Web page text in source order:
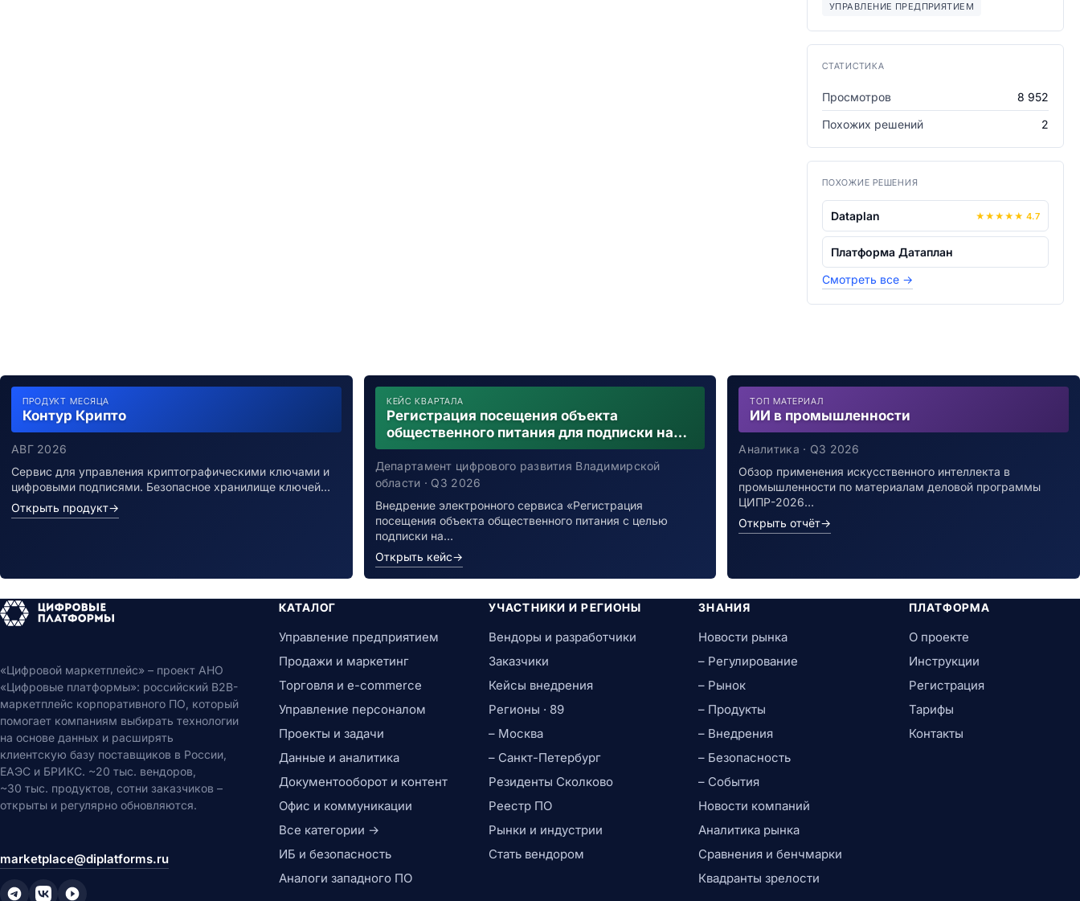
УПРАВЛЕНИЕ ПРЕДПРИЯТИЕМ
СТАТИСТИКА
Просмотров
8 952
Похожих решений
2
ПОХОЖИЕ РЕШЕНИЯ
Dataplan ★ ★ ★ ★ ★ 4.7
Платформа Датаплан
Смотреть все →
ПРОДУКТ МЕСЯЦА
Контур Крипто
АВГ 2026
Сервис для управления криптографическими ключами и
цифровыми подписями. Безопасное хранилище ключей…
Открыть продукт→
КЕЙС КВАРТАЛА
Регистрация посещения объекта
общественного питания для подписки на
уведомления о возможном контакте с
заболевшим новой коронавирусной
инфекцией
Департамент цифрового развития Владимирской
области · Q3 2026
Внедрение электронного сервиса «Регистрация
посещения объекта общественного питания с целью
подписки на…
Открыть кейс→
ТОП МАТЕРИАЛ
ИИ в промышленности
Аналитика · Q3 2026
Обзор применения искусственного интеллекта в
промышленности по материалам деловой программы
ЦИПР-2026…
Открыть отчёт→
«Цифровой маркетплейс» – проект АНО
«Цифровые платформы»: российский B2B-
маркетплейс корпоративного ПО, который
помогает компаниям выбирать технологии
на основе данных и расширять
клиентскую базу поставщиков в России,
ЕАЭС и БРИКС. ~20 тыс. вендоров,
~30 тыс. продуктов, сотни заказчиков –
открыты и регулярно обновляются.
marketplace@diplatforms.ru
КАТАЛОГ
Управление предприятием
Продажи и маркетинг
Торговля и e-commerce
Управление персоналом
Проекты и задачи
Данные и аналитика
Документооборот и контент
Офис и коммуникации
Все категории →
ИБ и безопасность
Аналоги западного ПО
УЧАСТНИКИ И РЕГИОНЫ
Вендоры и разработчики
Заказчики
Кейсы внедрения
Регионы · 89
– Москва
– Санкт-Петербург
Резиденты Сколково
Реестр ПО
Рынки и индустрии
Стать вендором
ЗНАНИЯ
Новости рынка
– Регулирование
– Рынок
– Продукты
– Внедрения
– Безопасность
– События
Новости компаний
Аналитика рынка
Сравнения и бенчмарки
Квадранты зрелости
ПЛАТФОРМА
О проекте
Инструкции
Регистрация
Тарифы
Контакты